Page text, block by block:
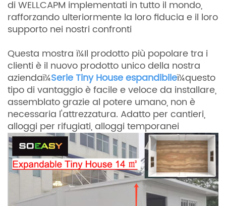
di WELLCAPM implementati in tutto il mondo,
rafforzando ulteriormente la loro fiducia e il loro
supporto nei nostri confronti
Questa mostra ï¼Il prodotto più popolare tra i
clienti è il nuovo prodotto unico della nostra
aziendaï¼Serie Tiny House espandibileï¼questo
tipo di vantaggio è facile e veloce da installare,
assemblato grazie al potere umano, non è
necessaria l'attrezzatura. Adatto per cantieri,
alloggi per rifugiati, alloggi temporanei